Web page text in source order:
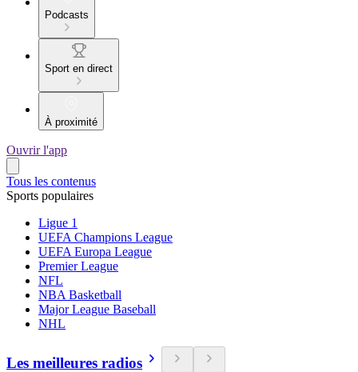
Podcasts
Sport en direct
À proximité
Ouvrir l'app
Tous les contenus
Sports populaires
Ligue 1
UEFA Champions League
UEFA Europa League
Premier League
NFL
NBA Basketball
Major League Baseball
NHL
Les meilleures radios